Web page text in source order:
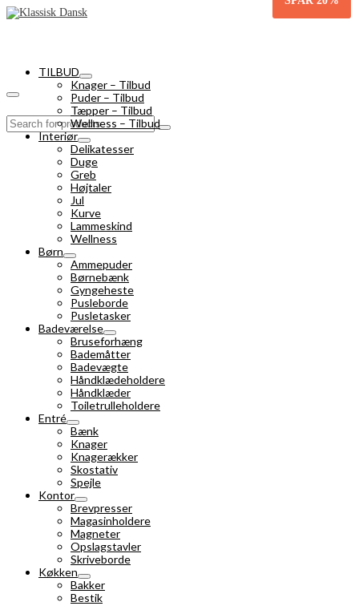
Search
for:
TILBUD
Knager – Tilbud
Puder – Tilbud
Tæpper – Tilbud
Wellness – Tilbud
Interiør
Delikatesser
Duge
Greb
Højtaler
Jul
Kurve
Lammeskind
Wellness
Børn
Ammepuder
Børnebænk
Gyngeheste
Pusleborde
Pusletasker
Badeværelse
Bruseforhæng
Bademåtter
Badevægte
Håndklædeholdere
Håndklæder
Toiletrulleholdere
Entré
Bænk
Knager
Knagerækker
Skostativ
Spejle
Kontor
Brevpresser
Magasinholdere
Magneter
Opslagstavler
Skriveborde
Køkken
Bakker
Bestik